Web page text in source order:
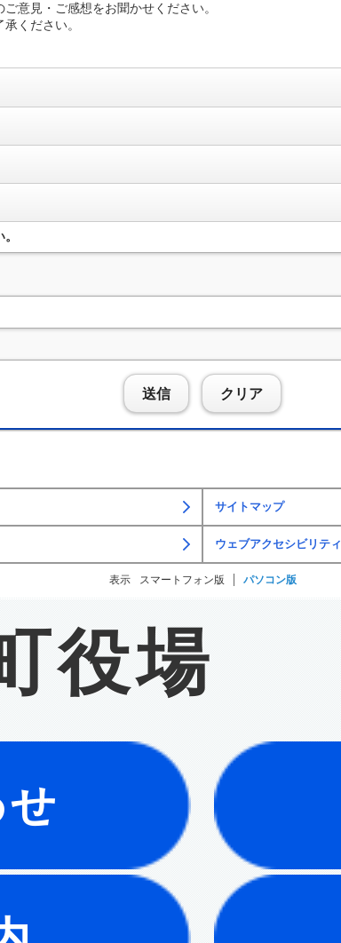
意見・ご感想をお聞かせください。
ください。
送信 クリア
サイトマップ
ウェブアクセシビリティ
表示 スマートフォン版 パソコン版
役場